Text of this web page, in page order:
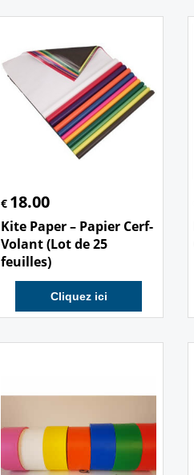
€ 18.00
Kite Paper – Papier Cerf-
Volant (Lot de 25
feuilles)
Cliquez ici